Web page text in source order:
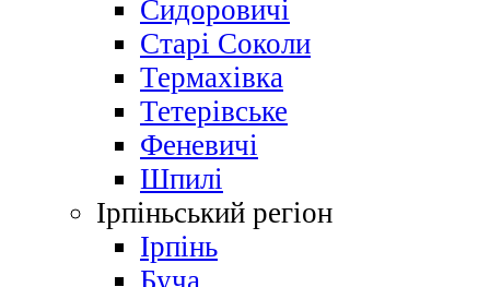
Сидоровичі
Старі Соколи
Термахівка
Тетерівське
Феневичі
Шпилі
Ірпіньський регіон
Ірпінь